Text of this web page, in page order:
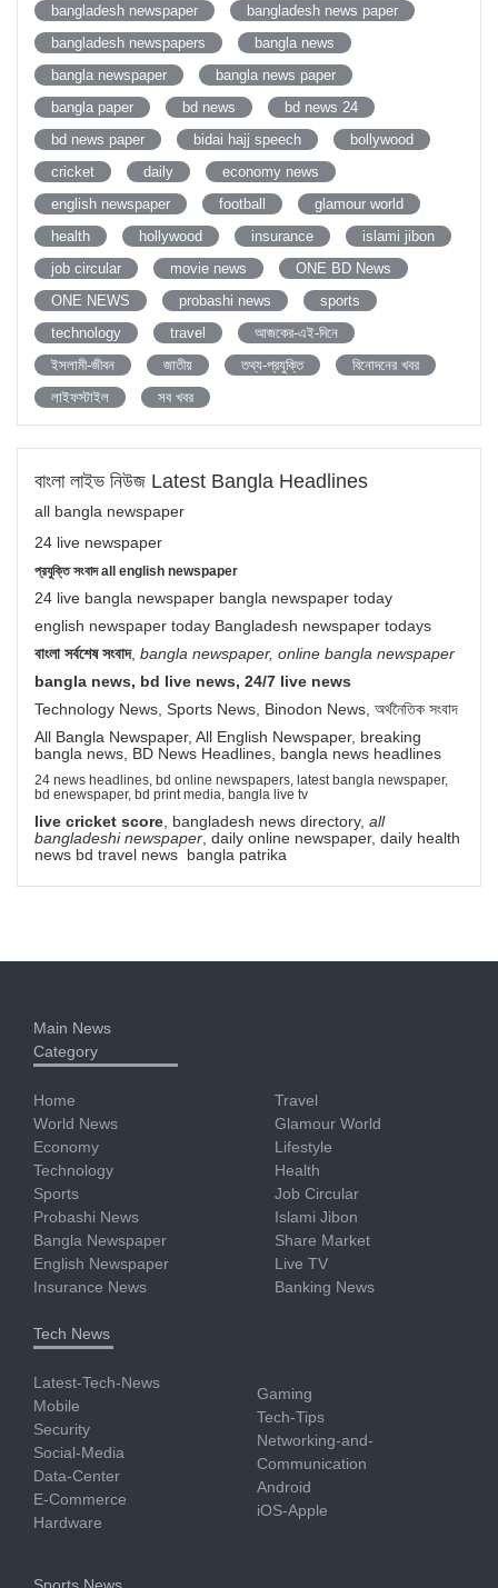
bangladesh newspaper
bangladesh news paper
bangladesh newspapers
bangla news
bangla newspaper
bangla news paper
bangla paper
bd news
bd news 24
bd news paper
bidai hajj speech
bollywood
cricket
daily
economy news
english newspaper
football
glamour world
health
hollywood insurance
islami jibon
job circular
movie news
ONE BD News
ONE NEWS
probashi news
sports
technology
travel
আজকের-এই-দিনে
ইসলামী-জীবন
জাতীয় তথ্য-প্রযুক্তি
বিনোদনের খবর
লাইফস্টাইল
সব খবর
বাংলা লাইভ নিউজ Latest Bangla Headlines
all bangla newspaper
24 live newspaper
প্রযুক্তি সংবাদ all english newspaper
24 live bangla newspaper bangla newspaper today
english newspaper today Bangladesh newspaper todays
বাংলা সর্বশেষ সংবাদ, bangla newspaper, online bangla newspaper
bangla news, bd live news, 24/7 live news
Technology News, Sports News, Binodon News, অর্থনৈতিক সংবাদ
All Bangla Newspaper, All English Newspaper, breaking
bangla news, BD News Headlines, bangla news headlines
24 news headlines, bd online newspapers, latest bangla newspaper,
bd enewspaper, bd print media, bangla live tv
live cricket score , bangladesh news directory, all
bangladeshi newspaper , daily online newspaper, daily health
news bd travel news bangla patrika
Main News
Category
Home
World News
Economy
Technology
Sports
Probashi News
Bangla Newspaper
English Newspaper
Insurance News
Travel
Glamour World
Lifestyle
Health
Job Circular
Islami Jibon
Share Market
Live TV
Banking News
Tech News
Latest-Tech-News
Mobile
Security
Social-Media
Data-Center
E-Commerce
Hardware
Gaming
Tech-Tips
Networking-and-
Communication
Android
iOS-Apple